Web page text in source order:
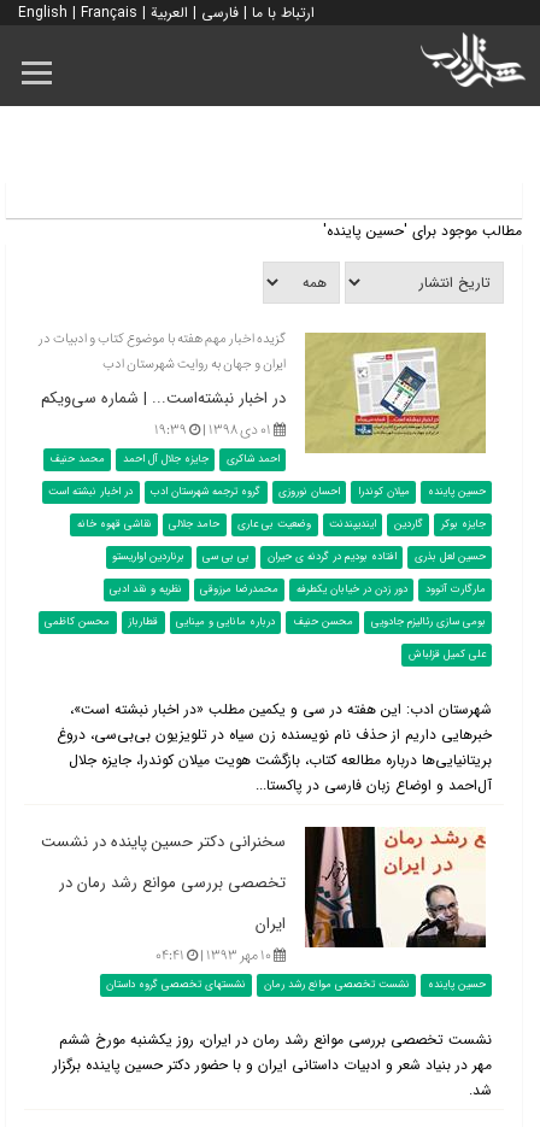
ارتباط با ما | فارسی | العربية |
English | Français
مطالب موجود برای 'حسین پاینده'
گزیده اخبار مهم هفته با موضوع کتاب و ادبیات در
ایران و جهان به روایت شهرستان ادب
در اخبار نبشته‌است... | شماره سی‌‌ویکم
۰۱ دی ۱۳۹۸ | ۱۹:۳۹
احمد شاکری جایزه جلال آل احمد
محمد حنیف
حسین پاینده
میلان کوندرا احسان نوروزی گروه ترجمه شهرستان ادب
در اخبار نبشته است
جایزه بوکر
گاردین ایندیپندنت وضعیت بی عاری حامد جلالی
نقاشی قهوه خانه
حسین لعل بذری
افتاده بودیم در گردنه ی حیران بی بی سی
برناردین اواریستو
مارگارت آتوود
دور زدن در خیابان یکطرفه محمدرضا مرزوقی
نظریه و نقد ادبی
بومی سازی رئالیزم جادویی
محسن حنیف درباره مانایی و مینایی قطارباز
محسن کاظمی
علی کمیل قزلباش
شهرستان ادب: این هفته در سی و یکمین مطلب «در اخبار نبشته است»،
خبرهایی داریم از حذف نام نویسنده زن سیاه در تلویزیون بی‌بی‌سی، دروغ
بریتانیایی‌ها درباره مطالعه کتاب، بازگشت هویت میلان کوندرا، جایزه جلال
آل‌احمد و اوضاع زبان فارسی در پاکستا...
سخنرانی دکتر حسین پاینده در نشست
تخصصی بررسی موانع رشد رمان در
ایران‎
۱۰ مهر ۱۳۹۳ | ۰۴:۴۱
حسین پاینده نشست تخصصی موانع رشد رمان نشستهای تخصصی گروه داستان
نشست تخصصی بررسی موانع رشد رمان در ایران، روز یکشنبه مورخ ششم
مهر در بنیاد شعر و ادبیات داستانی ایران و با حضور دکتر حسین پاینده برگزار
شد.